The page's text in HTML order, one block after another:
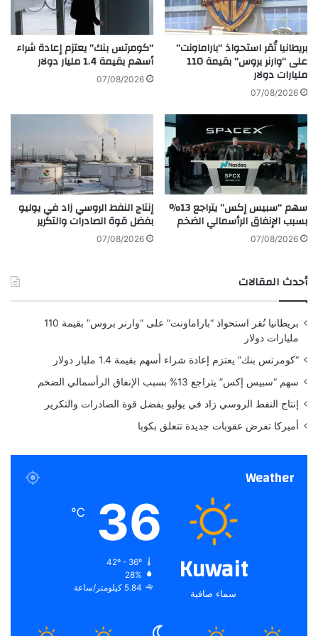
ش
س
ت
ع
ل
ل
ا
ح
ت
ف
ا
ل
ب
د
ل
د
ا
ا
ق
ه
ل
ج
د
د
ة
ق
ر
ي
ب
اً
بريطانيا تُقر استحواذ “باراماونت”
على “وارنر بروس” بقيمة 110
مليارات دولار
07/08/2026
“كومرتس بنك” يعتزم إعادة شراء
أسهم بقيمة 1.4 مليار دولار
07/08/2026
سهم “سبيس إكس” يتراجع 13%
بسبب الإنفاق الرأسمالي الضخم
07/08/2026
إنتاج النفط الروسي زاد في يوليو
بفضل قوة الصادرات والتكرير
07/08/2026
أحدث المقالات
بريطانيا تُقر استحواذ “باراماونت” على “وارنر بروس” بقيمة 110
مليارات دولار
“كومرتس بنك” يعتزم إعادة شراء أسهم بقيمة 1.4 مليار دولار
سهم “سبيس إكس” يتراجع 13% بسبب الإنفاق الرأسمالي الضخم
إنتاج النفط الروسي زاد في يوليو بفضل قوة الصادرات والتكرير
أميركا تفرض عقوبات جديدة تتعلق بكوبا
Weather
Kuwait
سماء صافية
36
℃
42º - 36º
28%
5.84 كيلومتر/ساعة